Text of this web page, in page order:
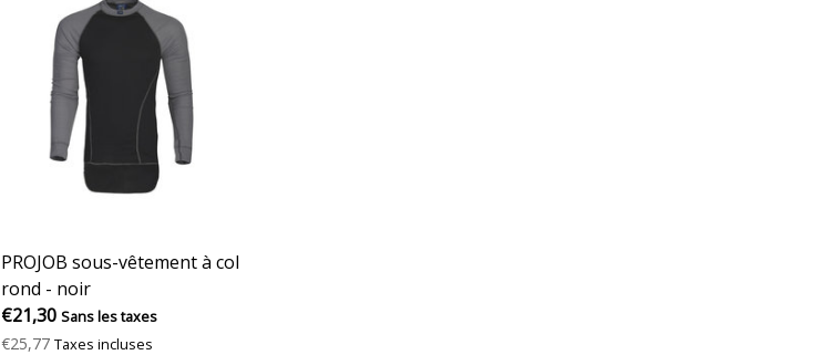
PROJOB sous-vêtement à col
rond - noir
€21,30 Sans les taxes
€25,77 Taxes incluses